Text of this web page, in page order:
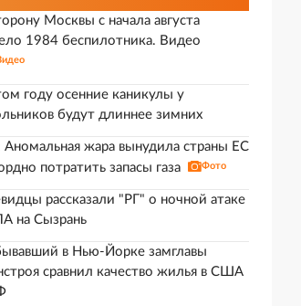
Москвы с начала августа
1984 беспилотника. Видео
году осенние каникулы у
будут длиннее зимних
Аномальная жара вынудила страны ЕС
потратить запасы газа
Фото
рассказали "РГ" о ночной атаке
на Сызрань
в Нью-Йорке замглавы
сравнил качество жилья в США